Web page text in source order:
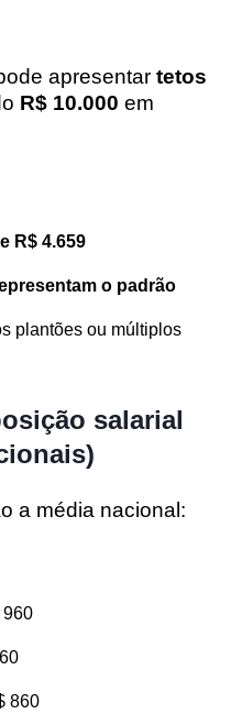
apresentar tetos
R$ 10.000 em
R$ 4.659
o padrão
plantões ou múltiplos
salarial
a média nacional:
960
860